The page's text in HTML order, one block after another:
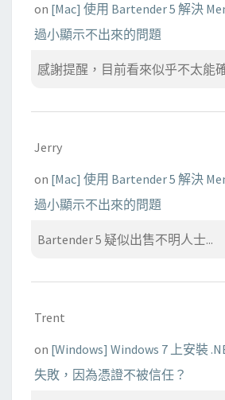
on [Mac] 使用 Bartender 5 解決
過小顯示不出來的問題
感謝提醒，目前看來似乎不太能
Jerry
on [Mac] 使用 Bartender 5 解決
過小顯示不出來的問題
Bartender 5 疑似出售不明人士...
Trent
on [Windows] Windows 7 上安裝
失敗，因為憑證不被信任？